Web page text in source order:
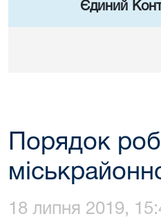
Єдиний
Порядок
18 липня 2019,